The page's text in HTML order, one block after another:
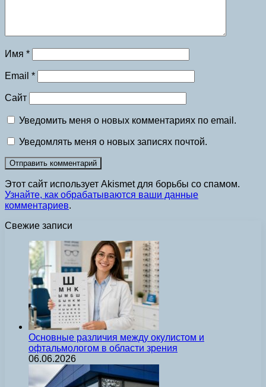
Имя *
Email *
Сайт
Уведомить меня о новых комментариях по email.
Уведомлять меня о новых записях почтой.
Этот сайт использует Akismet для борьбы со спамом.
Узнайте, как обрабатываются ваши данные
комментариев.
Свежие записи
Основные различия между окулистом и
офтальмологом в области зрения
06.06.2026